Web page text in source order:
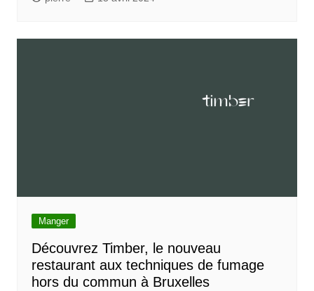
Manger
Découvrez Timber, le nouveau
restaurant aux techniques de fumage
hors du commun à Bruxelles